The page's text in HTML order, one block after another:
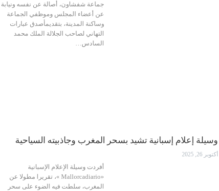
جماعة شفشاون، أصالة عن نفسه ونيابة
عن أعضاء المجلس وموظفي الجماعة
وساكنة المدينة، بتقديمأصدق عبارات
التهاني لصاحب الجلالة الملك محمد
السادس…
وسيلة إعلام إسبانية تشيد بسحر المغرب وجاذبيته السياحية
أكتوبر 26, 2025
أفردت وسيلة الإعلام الإسبانية
«Mallorcadiario »، تقريرا مطولا عن
المغرب، سلطت فيه الضوء على سحر